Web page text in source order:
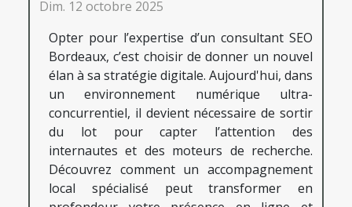
Dim. 12 octobre 2025
Opter pour l’expertise d’un consultant SEO
Bordeaux, c’est choisir de donner un nouvel
élan à sa stratégie digitale. Aujourd'hui, dans
un environnement numérique ultra-
concurrentiel, il devient nécessaire de sortir
du lot pour capter l’attention des
internautes et des moteurs de recherche.
Découvrez comment un accompagnement
local spécialisé peut transformer en